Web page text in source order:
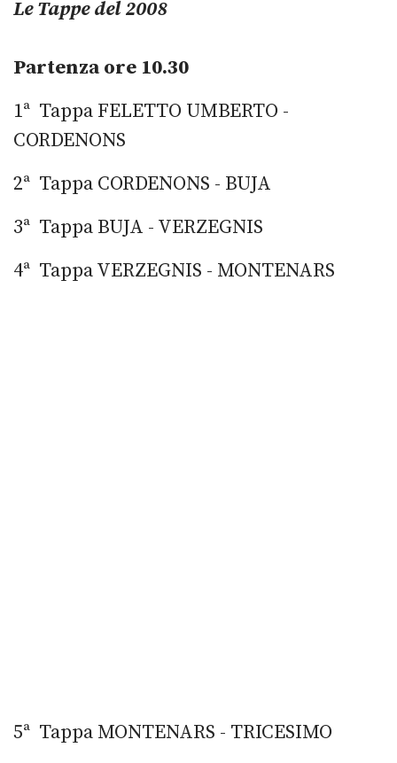
Le Tappe del 2008
Partenza ore 10.30
1ª Tappa FELETTO UMBERTO -
CORDENONS
2ª Tappa CORDENONS - BUJA
3ª Tappa BUJA - VERZEGNIS
4ª Tappa VERZEGNIS - MONTENARS
5ª Tappa MONTENARS - TRICESIMO